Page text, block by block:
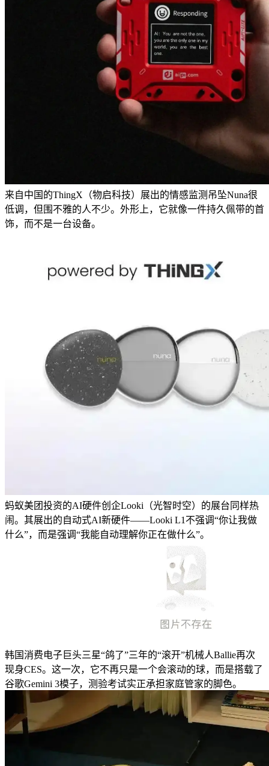
来自中国的ThingX（物启科技）展出的情感监测吊坠Nuna很
低调，但围不雅的人不少。外形上，它就像一件持久佩带的首
饰，而不是一台设备。
蚂蚁美团投资的AI硬件创企Looki（光智时空）的展台同样热
闹。其展出的自动式AI新硬件——Looki L1不强调“你让我做
什么”，而是强调“我能自动理解你正在做什么”。
韩国消费电子巨头三星“鸽了”三年的“滚开”机械人Ballie再次
现身CES。这一次，它不再只是一个会滚动的球，而是搭载了
谷歌Gemini 3模子，测验考试实正承担家庭管家的脚色。